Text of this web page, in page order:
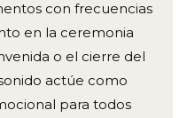
con frecuencias
en la ceremonia
o el cierre del
actúe como
para todos